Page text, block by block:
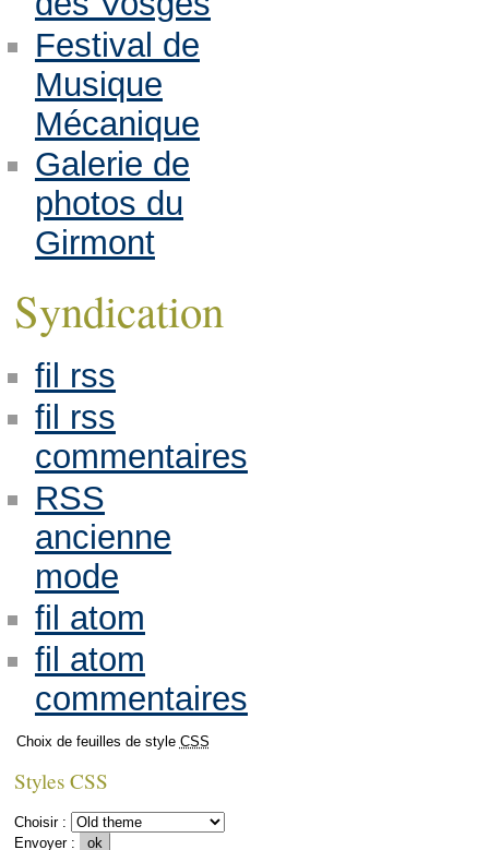
Festival de
Musique
Mécanique
Galerie de
photos du
Girmont
Syndication
fil rss
fil rss
commentaires
RSS
ancienne
mode
fil atom
fil atom
commentaires
Choix de feuilles de style CSS
Styles CSS
Choisir :
Envoyer :